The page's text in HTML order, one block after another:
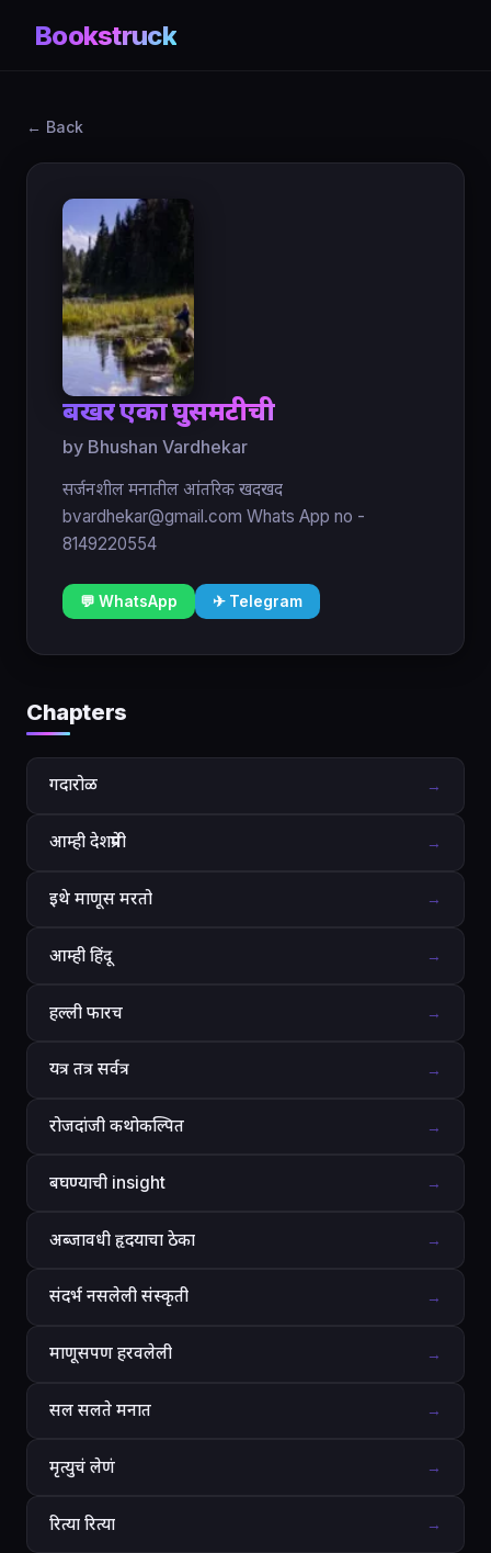
Bookstruck
← Back
बखर एका घुसमटीची
by Bhushan Vardhekar
सर्जनशील मनातील आंतरिक खदखद
bvardhekar@gmail.com Whats App no -
8149220554
💬 WhatsApp ✈ Telegram
Chapters
गदारोळ →
आम्ही देशप्रेमी →
इथे माणूस मरतो →
आम्ही हिंदू →
हल्ली फारच →
यत्र तत्र सर्वत्र →
रोजदांजी कथोकल्पित →
बघण्याची insight →
अब्जावधी हृदयाचा ठेका →
संदर्भ नसलेली संस्कृती →
माणूसपण हरवलेली →
सल सलते मनात →
मृत्युचं लेणं →
रित्या रित्या →